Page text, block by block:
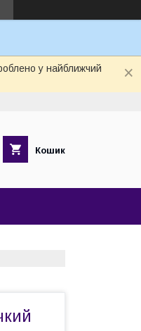
у найближчий
Кошик